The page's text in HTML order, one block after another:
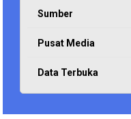
Sumber
Pusat Media
Data Terbuka